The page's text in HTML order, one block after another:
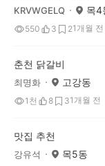
KRVWGELQ 목4
550 3 21개월 전
춘천 닭갈비
최명화 고강동
1천 8 31개월 전
맛집 추천
강유석 목5동